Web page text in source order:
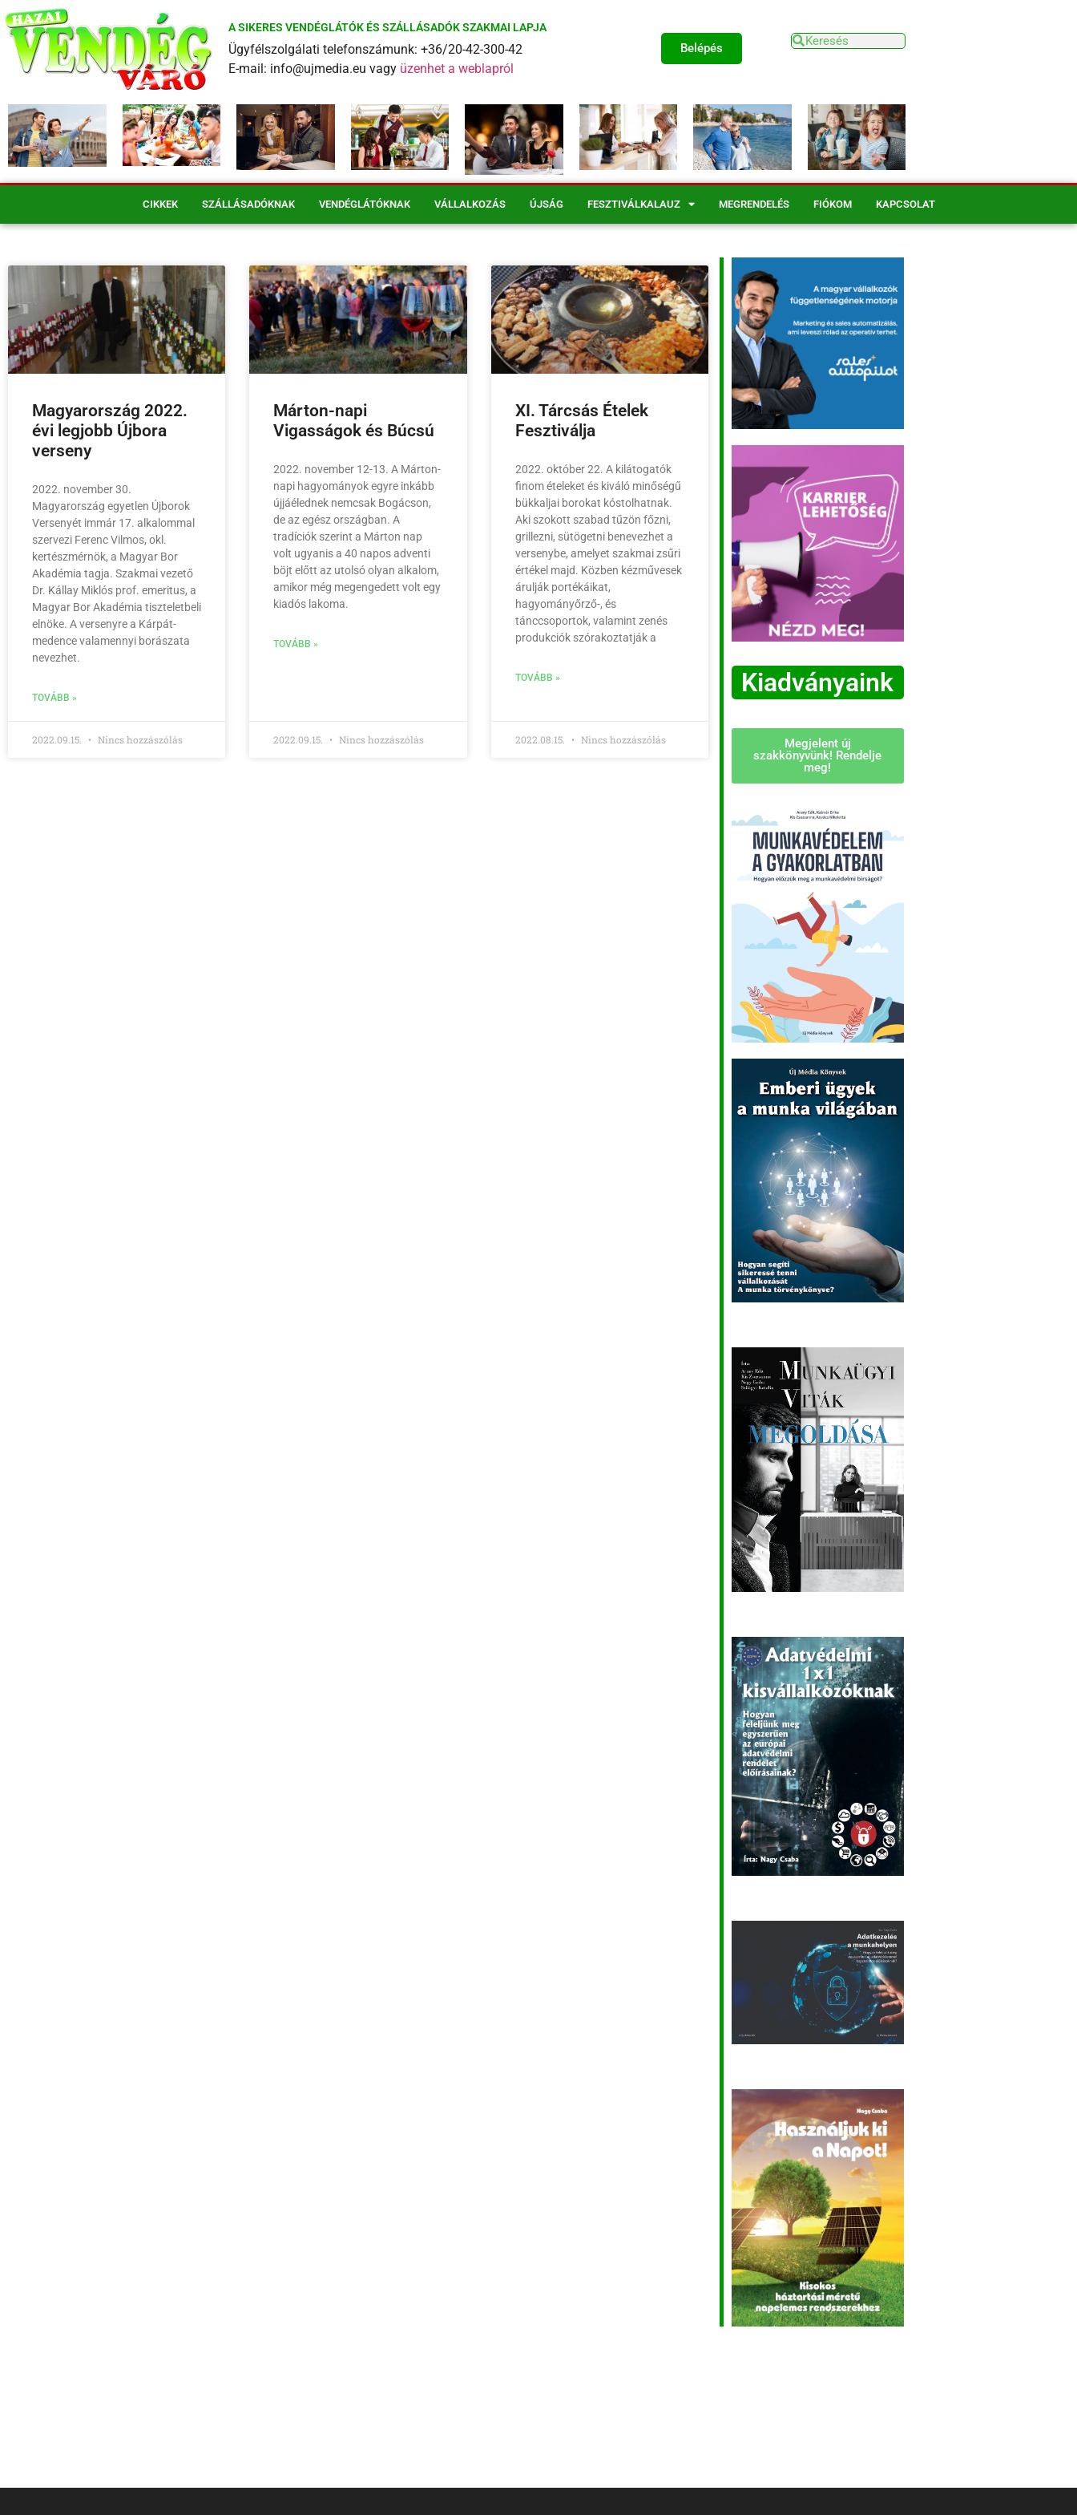
A SIKERES VENDÉGLÁTÓK ÉS SZÁLLÁSADÓK SZAKMAI LAPJA
Ügyfélszolgálati telefonszámunk: +36/20-42-300-42
E-mail: info@ujmedia.eu vagy üzenhet a weblapról
Belépés
CIKKEK SZÁLLÁSADÓKNAK VENDÉGLÁTÓKNAK VÁLLALKOZÁS ÚJSÁG FESZTIVÁLKALAUZ MEGRENDELÉS FIÓKOM KAPCSOLAT
Magyarország 2022.
évi legjobb Újbora
verseny
2022. november 30.
Magyarország egyetlen Újborok
Versenyét immár 17. alkalommal
szervezi Ferenc Vilmos, okl.
kertészmérnök, a Magyar Bor
Akadémia tagja. Szakmai vezető
Dr. Kállay Miklós prof. emeritus, a
Magyar Bor Akadémia tiszteletbeli
elnöke. A versenyre a Kárpát-
medence valamennyi borászata
nevezhet.
TOVÁBB »
2022.09.15. Nincs hozzászólás
Márton-napi
Vigasságok és Búcsú
2022. november 12-13. A Márton-
napi hagyományok egyre inkább
újjáélednek nemcsak Bogácson,
de az egész országban. A
tradíciók szerint a Márton nap
volt ugyanis a 40 napos adventi
böjt előtt az utolsó olyan alkalom,
amikor még megengedett volt egy
kiadós lakoma.
TOVÁBB »
2022.09.15. Nincs hozzászólás
XI. Tárcsás Ételek
Fesztiválja
2022. október 22. A kilátogatók
finom ételeket és kiváló minőségű
bükkaljai borokat kóstolhatnak.
Aki szokott szabad tűzön főzni,
grillezni, sütögetni benevezhet a
versenybe, amelyet szakmai zsűri
értékel majd. Közben kézművesek
árulják portékáikat,
hagyományőrző-, és
tánccsoportok, valamint zenés
produkciók szórakoztatják a
TOVÁBB »
2022.08.15. Nincs hozzászólás
Kiadványaink
Megjelent új
szakkönyvünk! Rendelje
meg!